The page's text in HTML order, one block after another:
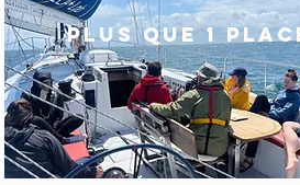
PLUS QUE 1